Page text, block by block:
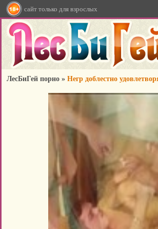
сайт только для взрослых
ЛесБиГей порно » Негр доблестно